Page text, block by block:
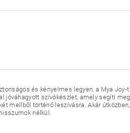
és kényelmes legyen, a Mya Joy-
jóváhagyott szívókészlet, amely segíti
mellből történő leszívásra. Akár
nélkül.